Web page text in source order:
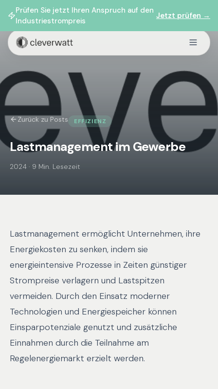
Prüfen Sie jetzt Ihren Anspruch auf den
Industriestrompreis
Jetzt prüfen →
Zurück zu Posts EFFIZIENZ
Lastmanagement im Gewerbe
2024 · 9 Min. Lesezeit
Lastmanagement ermöglicht Unternehmen, ihre
Energiekosten zu senken, indem sie
energieintensive Prozesse in Zeiten günstiger
Strompreise verlagern und Lastspitzen
vermeiden. Durch den Einsatz moderner
Technologien und Energiespeicher können
Einsparpotenziale genutzt und zusätzliche
Einnahmen durch die Teilnahme am
Regelenergiemarkt erzielt werden.